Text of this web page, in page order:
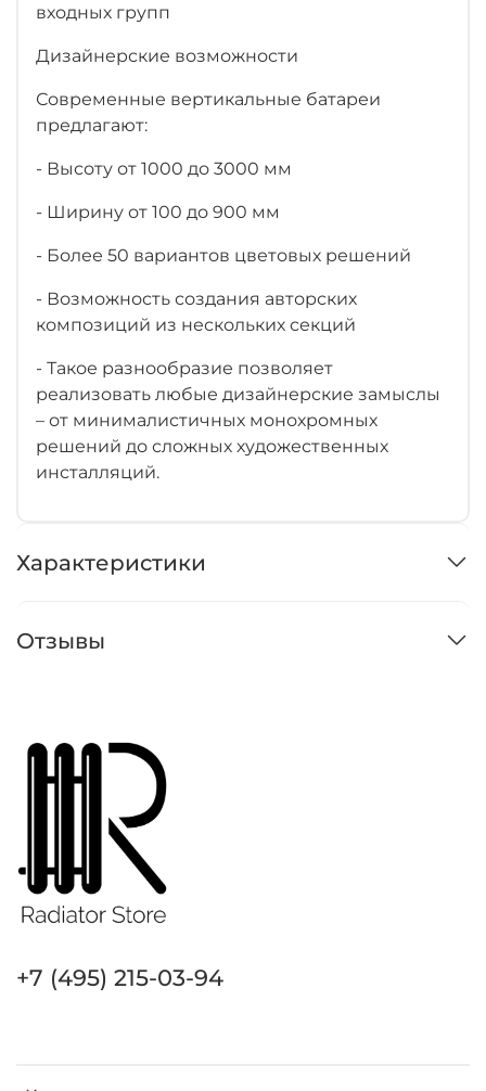
входных групп
Дизайнерские возможности
Современные вертикальные батареи
предлагают:
- Высоту от 1000 до 3000 мм
- Ширину от 100 до 900 мм
- Более 50 вариантов цветовых решений
- Возможность создания авторских
композиций из нескольких секций
- Такое разнообразие позволяет
реализовать любые дизайнерские замыслы
– от минималистичных монохромных
решений до сложных художественных
инсталляций.
Характеристики
Отзывы
+7 (495) 215-03-94